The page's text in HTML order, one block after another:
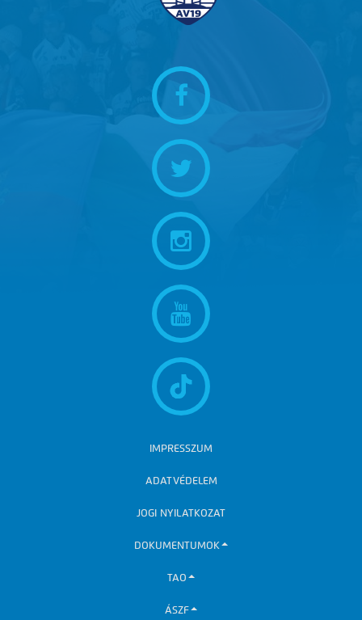
IMPRESSZUM
ADATVÉDELEM
JOGI NYILATKOZAT
DOKUMENTUMOK
TAO
ÁSZF